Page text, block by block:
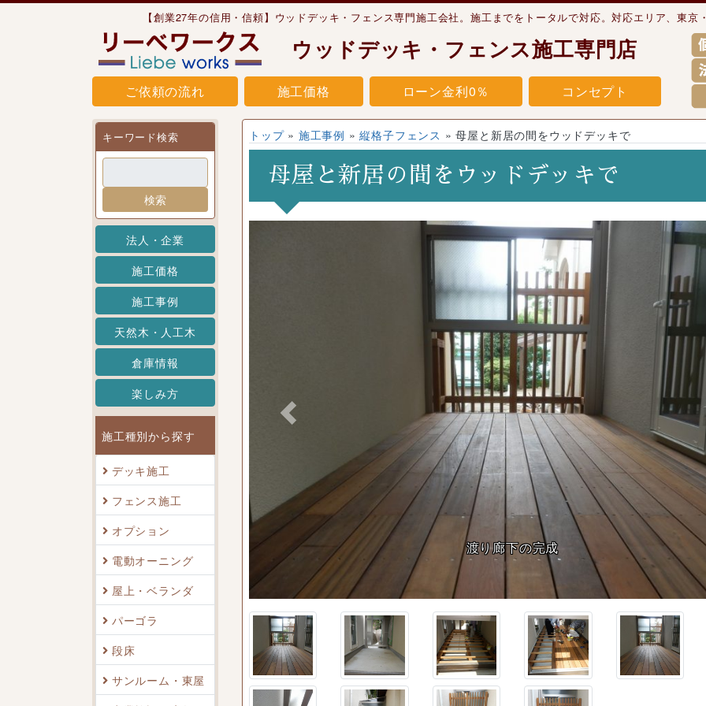
【創業27年の信用・信頼】ウッドデッキ・フェンス専門施工会社。施工までをトータルで対応。対応エリア、東
ウッドデッキ・フェンス施工専門店
ご依頼の流れ 施工価格 ローン金利0％ コンセプト
キーワード検索
検索
法人・企業
施工価格
施工事例
天然木・人工木
倉庫情報
楽しみ方
施工種別から探す
デッキ施工
フェンス施工
オプション
電動オーニング
屋上・ベランダ
パーゴラ
段床
サンルーム・東屋
トップ» 施工事例 »縦格子フェンス »母屋と新居の間をウッドデッキで
母屋と新居の間をウッドデッキで
建物間は土間でつながっています
Previous